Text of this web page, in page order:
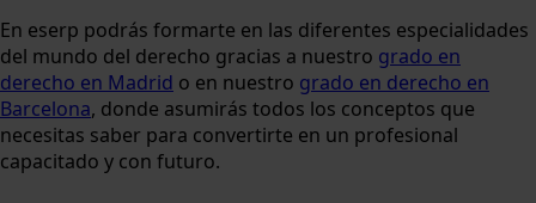
En eserp podrás formarte en las diferentes especialidades
del mundo del derecho gracias a nuestro grado en
derecho en Madrid o en nuestro grado en derecho en
Barcelona, donde asumirás todos los conceptos que
necesitas saber para convertirte en un profesional
capacitado y con futuro.